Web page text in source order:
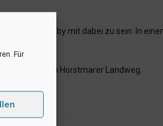
Für
beim Derby mit dabei zu sein: In
Unihalle am Horstmarer Landweg.